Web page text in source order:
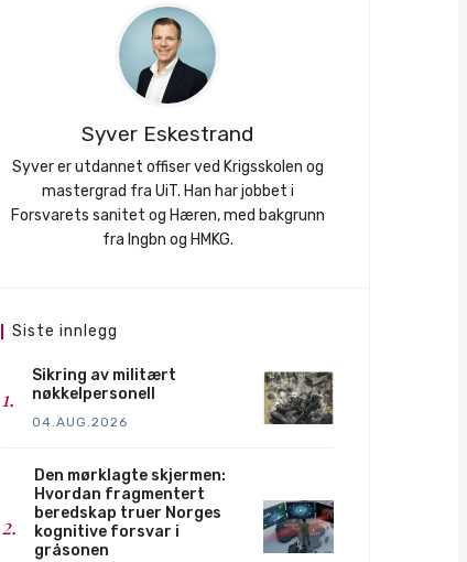
Syver Eskestrand
Syver er utdannet offiser ved Krigsskolen og
mastergrad fra UiT. Han har jobbet i
Forsvarets sanitet og Hæren, med bakgrunn
fra Ingbn og HMKG.
Siste innlegg
Sikring av militært
nøkkelpersonell
04.AUG.2026
Den mørklagte skjermen:
Hvordan fragmentert
beredskap truer Norges
kognitive forsvar i
gråsonen